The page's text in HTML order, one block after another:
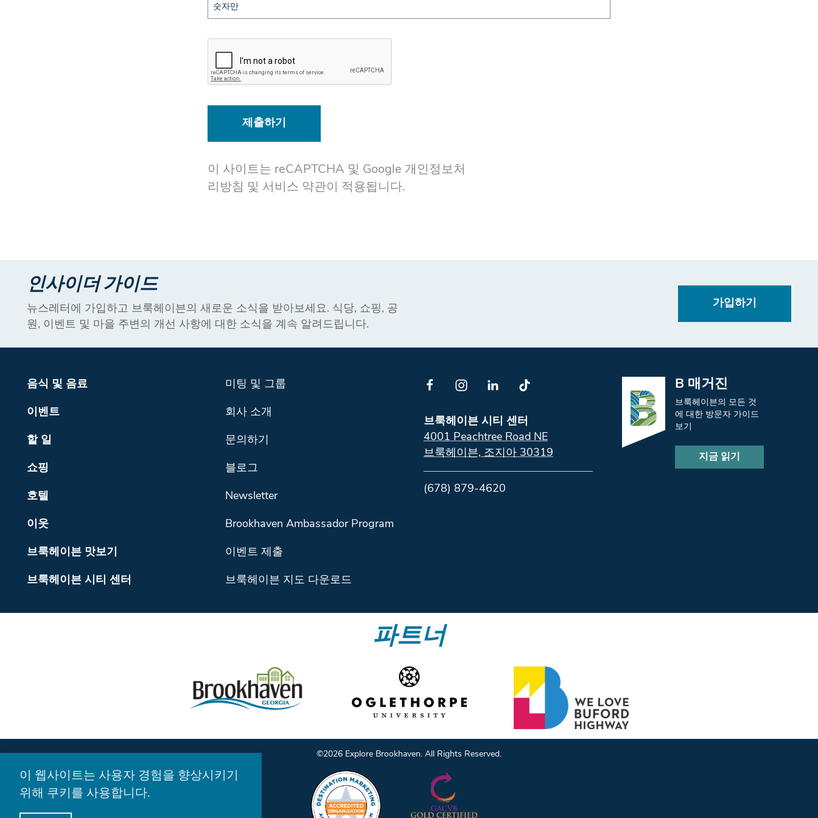
제출하기
이 사이트는 reCAPTCHA 및 Google 개인정보처
리방침 및 서비스 약관이 적용됩니다.
인사이더 가이드
뉴스레터에 가입하고 브룩헤이븐의 새로운 소식을 받아보세요. 식당, 쇼핑, 공
원, 이벤트 및 마을 주변의 개선 사항에 대한 소식을 계속 알려드립니다.
가입하기
음식 및 음료
이벤트
할 일
쇼핑
호텔
이웃
브룩헤이븐 맛보기
브룩헤이븐 시티 센터
미팅 및 그룹
회사 소개
문의하기
블로그
Newsletter
Brookhaven Ambassador Program
이벤트 제출
브룩헤이븐 지도 다운로드
브룩헤이븐 시티 센터
4001 Peachtree Road NE
브룩헤이븐, 조지아 30319
(678) 879-4620
B 매거진
브룩헤이븐의 모든 것
에 대한 방문자 가이드
보기
지금 읽기
파트너
©️2026 Explore Brookhaven. All Rights Reserved.
이 웹사이트는 사용자 경험을 향상시키기
위해 쿠키를 사용합니다.